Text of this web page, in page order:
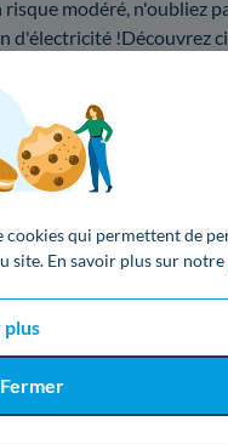
cookies qui permettent de
site. En savoir plus sur notre
plus
risque modéré,
!Découvrez
au sein du
service de dépannage
en Loire-Atlantique
électrique
modification de
Service Enedis à Savenay (44)
de contrôle (disjoncteur,
Changement du disjoncteur